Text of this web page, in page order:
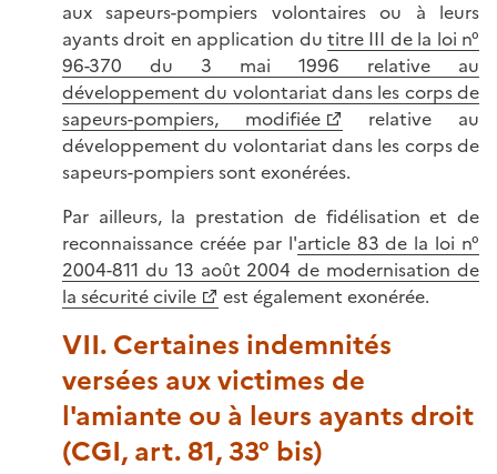
aux sapeurs-pompiers volontaires ou à leurs
ayants droit en application du titre III de la loi n°
96-370 du 3 mai 1996 relative au
développement du volontariat dans les corps de
sapeurs-pompiers, modifiée
relative au
développement du volontariat dans les corps de
sapeurs-pompiers sont exonérées.
Par ailleurs, la prestation de fidélisation et de
reconnaissance créée par l'article 83 de la loi n°
2004-811 du 13 août 2004 de modernisation de
la sécurité civile
est également exonérée.
VII. Certaines indemnités
versées aux victimes de
l'amiante ou à leurs ayants droit
(CGI, art. 81, 33° bis)